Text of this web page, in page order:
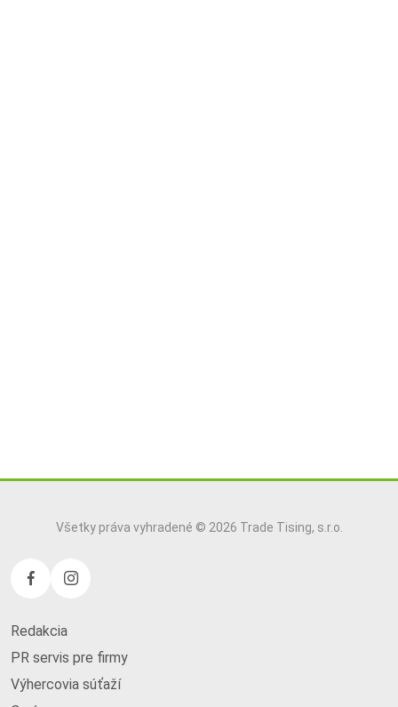
Všetky práva vyhradené © 2026 Trade Tising, s.r.o.
Redakcia
PR servis pre firmy
Výhercovia súťaží